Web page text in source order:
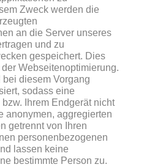
Zweck werden die
an die Server unseres
und zu
gespeichert. Dies
Webseitenoptimierung.
bei diesem Vorgang
sodass eine
Ihrem Endgerät nicht
anonymen, aggregierten
getrennt von Ihren
personenbezogenen
lassen keine
bestimmte Person zu.